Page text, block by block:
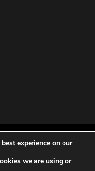
reserved.
experience on our
we are using or